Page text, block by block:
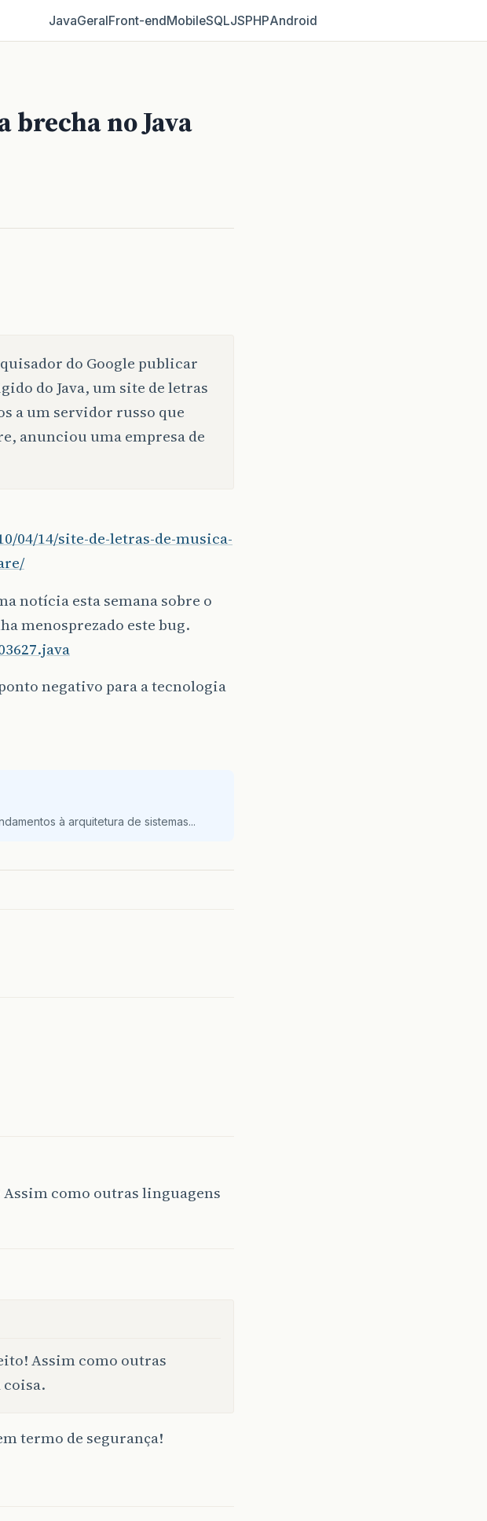
JavaGeralFront‑endMobileSQLJSPHPAndroid
brecha no Java
do Google publicar
do Java, um site de letras
a um servidor russo que
anunciou uma empresa de
04/14/site-de-letras-de-musica-
notícia esta semana sobre o
menosprezado este bug.
negativo para a tecnologia
à arquitetura de sistemas...
Assim como outras linguagens
Assim como outras
termo de segurança!